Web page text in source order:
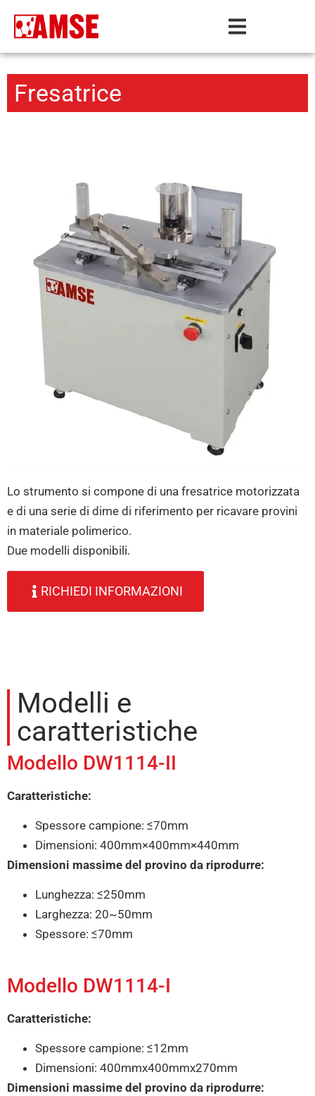
Fresatrice
Lo strumento si compone di una fresatrice motorizzata
e di una serie di dime di riferimento per ricavare provini
in materiale polimerico.
Due modelli disponibili.
RICHIEDI INFORMAZIONI
Modelli e
caratteristiche
Modello DW1114-II
Caratteristiche:
Spessore campione: ≤70mm
Dimensioni: 400mm×400mm×440mm
Dimensioni massime del provino da riprodurre:
Lunghezza: ≤250mm
Larghezza: 20~50mm
Spessore: ≤70mm
Modello DW1114-I
Caratteristiche:
Spessore campione: ≤12mm
Dimensioni: 400mmx400mmx270mm
Dimensioni massime del provino da riprodurre: